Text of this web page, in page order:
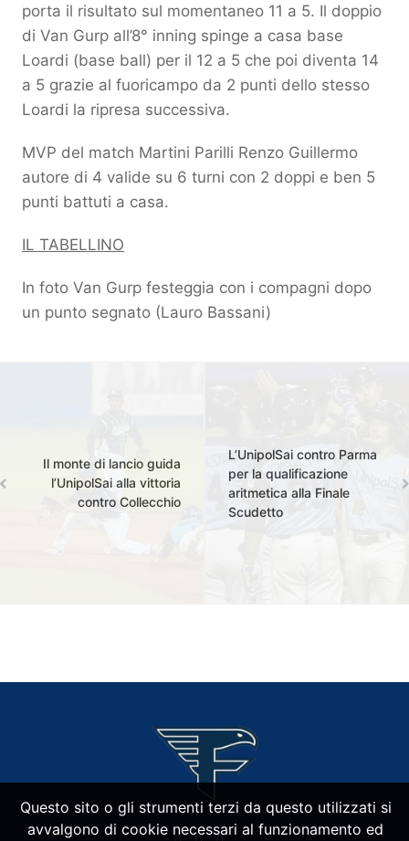
porta il risultato sul momentaneo 11 a 5. Il doppio
di Van Gurp all’8° inning spinge a casa base
Loardi (base ball) per il 12 a 5 che poi diventa 14
a 5 grazie al fuoricampo da 2 punti dello stesso
Loardi la ripresa successiva.
MVP del match Martini Parilli Renzo Guillermo
autore di 4 valide su 6 turni con 2 doppi e ben 5
punti battuti a casa.
IL TABELLINO
In foto Van Gurp festeggia con i compagni dopo
un punto segnato (Lauro Bassani)
Il monte di lancio guida
l’UnipolSai alla vittoria
contro Collecchio
L’UnipolSai contro Parma
per la qualificazione
aritmetica alla Finale
Scudetto
Questo sito o gli strumenti terzi da questo utilizzati si
avvalgono di cookie necessari al funzionamento ed